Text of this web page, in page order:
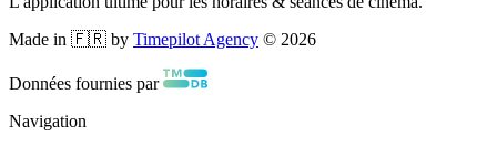
Made in 🇫🇷 by Timepilot Agency © 2026
Données fournies par
Navigation